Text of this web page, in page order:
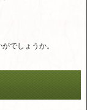
でしょうか。